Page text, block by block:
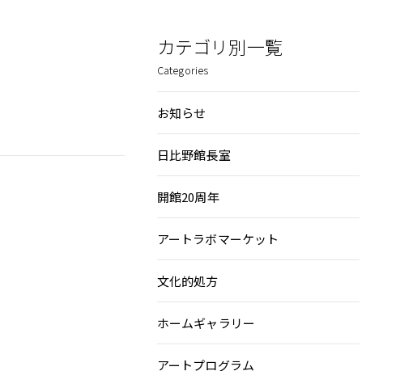
カテゴリ別一覧
Categories
お知らせ
日比野館長室
開館20周年
アートラボマーケット
文化的処方
ホームギャラリー
アートプログラム